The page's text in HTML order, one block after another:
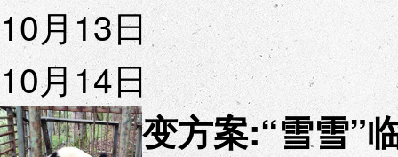
10月13日
10月14日
变方案:“雪雪”